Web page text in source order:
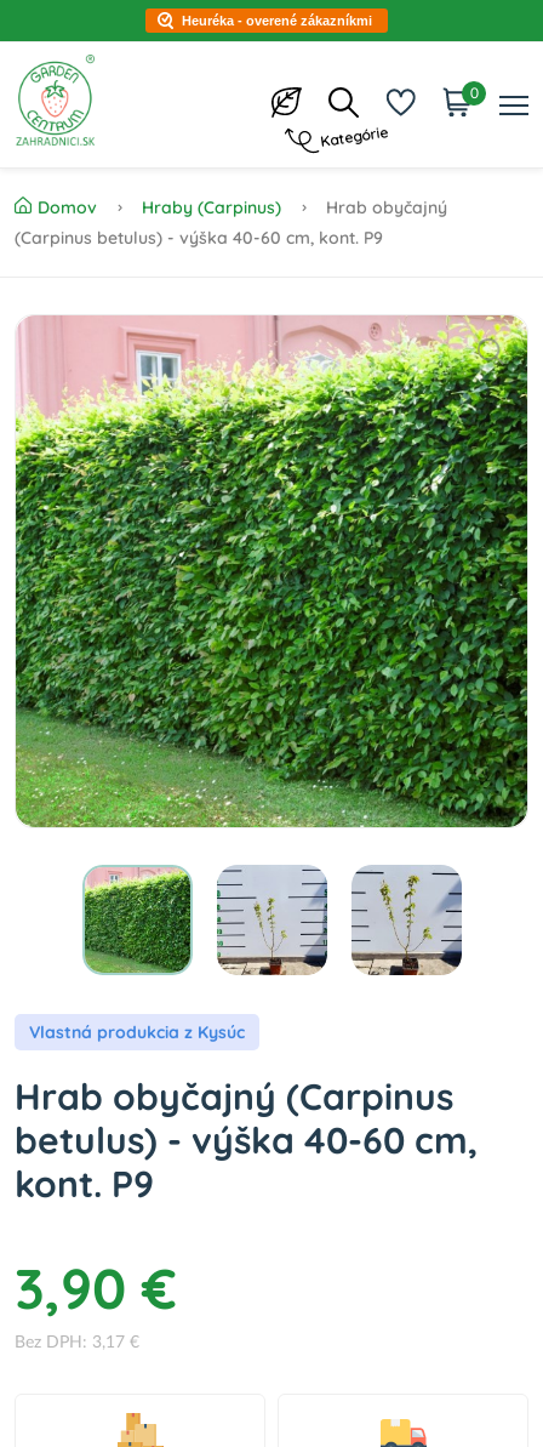
Heuréka - overené zákazníkmi
Kategórie
0
Domov Hraby (Carpinus)
Hrab obyčajný
(Carpinus betulus) - výška 40-60 cm, kont. P9
Vlastná produkcia z Kysúc
Hrab obyčajný (Carpinus
betulus) - výška 40-60 cm,
kont. P9
3,90 €
Bez DPH: 3,17 €